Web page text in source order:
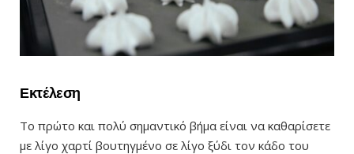
Εκτέλεση
Το πρώτο και πολύ σημαντικό βήμα είναι να καθαρίσετε
με λίγο χαρτί βουτηγμένο σε λίγο ξύδι τον κάδο του